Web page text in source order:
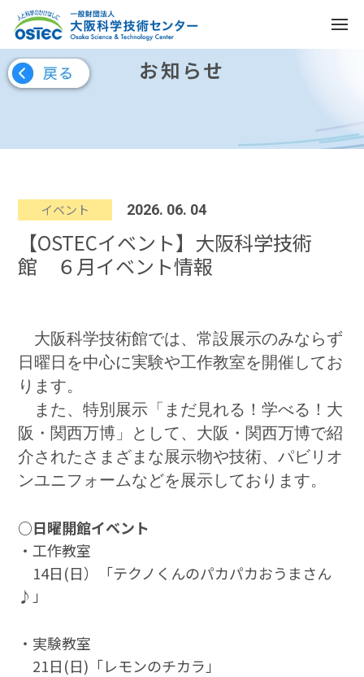
お知らせ
イベント 2026. 06. 04
【OSTECイベント】大阪科学技術
館 ６月イベント情報
大阪科学技術館では、常設展示のみならず
日曜日を中心に実験や工作教室を開催してお
ります。
また、特別展示「まだ見れる！学べる！大
阪・関西万博」として、大阪・関西万博で紹
介されたさまざまな展示物や技術、パビリオ
ンユニフォームなどを展示しております。
○日曜開館イベント
・工作教室
14日(日）「テクノくんのパカパカおうまさん
♪」
・実験教室
21日(日)「レモンのチカラ」